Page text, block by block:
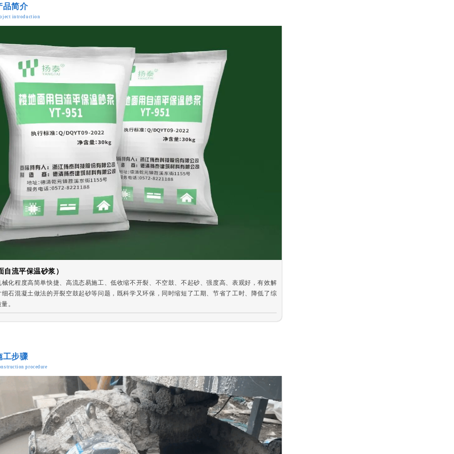
品简介
introduction
自流平保温砂浆）
化程度高简单快捷、高流态易施工、低收缩不开裂、不空鼓、不起砂、强度高、表观好，有效解
石混凝土做法的开裂空鼓起砂等问题，既科学又环保，同时缩短了工期、节省了工时、降低了综
。
工步骤
procedure